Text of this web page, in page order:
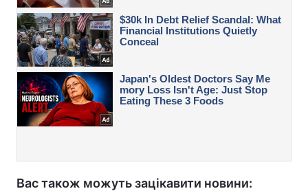
Вас також можуть зацікавити новини: